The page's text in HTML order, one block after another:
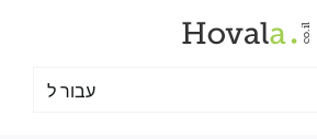
עבור ל